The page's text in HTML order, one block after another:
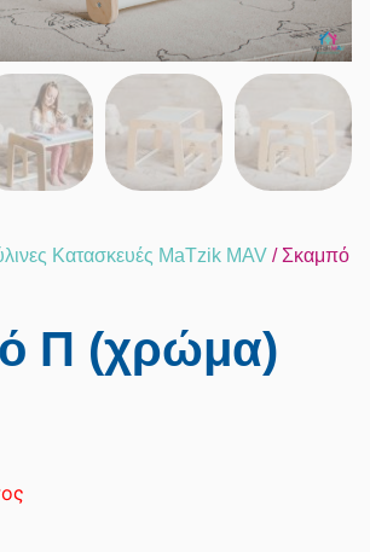
Κατασκευές MaTzik MAV / Σκαμπό
Π (χρώμα)